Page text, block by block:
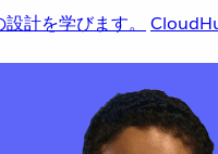
計を学びます。